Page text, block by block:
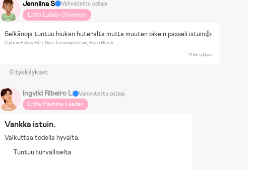
Jenniina S
Vahvistettu ostaja
Little Lullaby Champion
Selkänoja tuntuu hiukan huteralta mutta muuten oikein passeli istuin👍
Cybex Pallas B2 i-Size Turvavyöistuin, Pure Black
11 kk sitten
0 tykkäykset
Ingvild Ribeiro L
Vahvistettu ostaja
Little Playtime Leader
Vankka istuin.
Vaikuttaa todella hyvältä.
Tuntuu turvalliselta